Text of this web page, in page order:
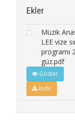
Ekler
Müzik
LEE vize
programı
güz.pdf
Göster
İndir